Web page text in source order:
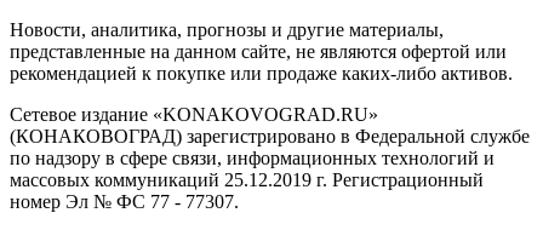
Новости, аналитика, прогнозы и другие материалы,
представленные на данном сайте, не являются офертой или
рекомендацией к покупке или продаже каких-либо активов.
Сетевое издание «KONAKOVOGRAD.RU»
(КОНАКОВОГРАД) зарегистрировано в Федеральной службе
по надзору в сфере связи, информационных технологий и
массовых коммуникаций 25.12.2019 г. Регистрационный
номер Эл № ФС 77 - 77307.